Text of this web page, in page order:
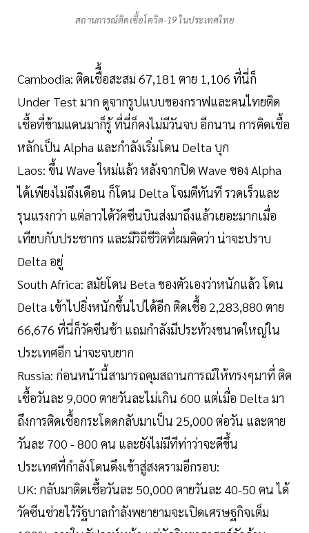
สถานการณ์ติดเชื้อโควิด-19 ในประเทศไทย
Cambodia: ติดเชืื้อสะสม 67,181 ตาย 1,106 ที่นี่ก็
Under Test มาก ดูจากรูปแบบของกราฟและคนไทยติด
เชื้อที่ข้ามแดนมาก็รู้ ที่นี่ก็คงไม่มีวันจบ อีกนาน การติดเชื้อ
หลักเป็น Alpha และกำลังเริ่มโดน Delta บุก
Laos: ขึ้น Wave ใหม่แล้ว หลังจากปิด Wave ของ Alpha
ได้เพียงไม่ถึงเดือน ก็โดน Delta โจมตีทันที รวดเร็วและ
รุนแรงกว่า แต่ลาวได้วัคซีนบินส่งมาถึงแล้วเยอะมากเมื่อ
เทียบกับประชากร และมีวิถีชีวิตที่ผมคิดว่า น่าจะปราบ
Delta อยู่
South Africa: สมัยโดน Beta ของตัวเองว่าหนักแล้ว โดน
Delta เข้าไปยิ่งหนักขึ้นไปได้อีก ติดเชื้อ 2,283,880 ตาย
66,676 ที่นี่ก็วัคซีนช้า แถมกำลังมีประท้วงขนาดใหญ่ใน
ประเทศอีก น่าจะจบยาก
Russia: ก่อนหน้านี้สามารถคุมสถานการณ์ให้ทรงๆมาที่ ติด
เชื้อวันละ 9,000 ตายวันละไม่เกิน 600 แต่เมื่อ Delta มา
ถึงการติดเชื้อกระโดดกลับมาเป็น 25,000 ต่อวัน และตาย
วันละ 700 - 800 คน และยังไม่มีทีท่าว่าจะดีขึ้น
ประเทศที่กำลังโดนดึงเข้าสู่สงครามอีกรอบ:
UK: กลับมาติดเชื้อวันละ 50,000 ตายวันละ 40-50 คน ได้
วัคซีนช่วยไว้รัฐบาลกำลังพยายามจะเปิดเศรษฐกิจเต็ม